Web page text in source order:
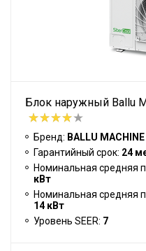
Блок наружный Ballu
Бренд: BALLU MACHINE
Гарантийный срок: 24
Номинальная средняя
кВт
Номинальная средняя
14 кВт
Уровень SEER: 7